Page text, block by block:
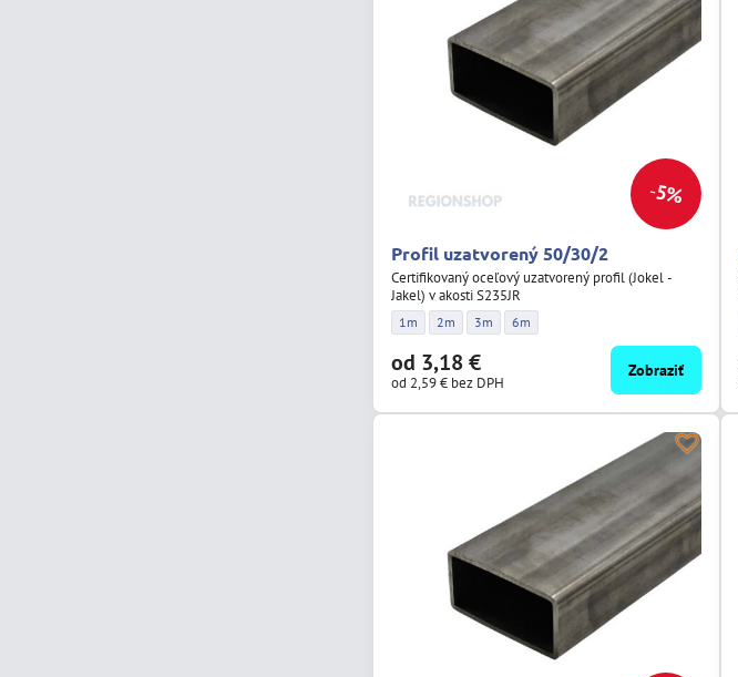
5%
Profil uzatvorený 50/30/2
Certifikovaný oceľový uzatvorený profil (Jokel -
Jakel) v akosti S235JR
Profil uzatvorený 50/30/2 - Dĺžka:
1m Profil uzatvorený 50/30/2 - Dĺžka:
2m Profil uzatvorený 50/30/2 - Dĺžka:
3m Profil uzatvorený 50/30/2 - Dĺžka:
6m
od 3,18 €
od 2,59 € bez DPH
Zobraziť